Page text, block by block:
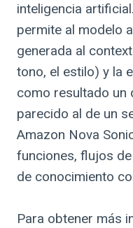
inteligencia
permite al modelo
generada al
tono, el estilo) y la
como resultado un
parecido al de un
Amazon Nova
funciones, flujos
de conocimiento
Para obtener más